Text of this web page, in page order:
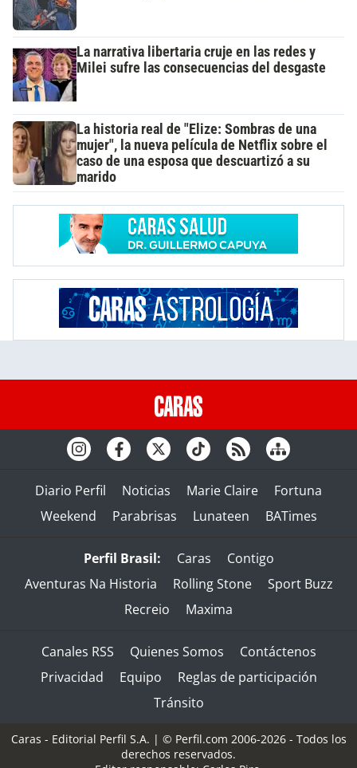
La narrativa libertaria cruje en las redes y
Milei sufre las consecuencias del desgaste
La historia real de "Elize: Sombras de una
mujer", la nueva película de Netflix sobre el
caso de una esposa que descuartizó a su
marido
Diario Perfil Noticias Marie Claire
Fortuna
Weekend
Parabrisas Lunateen BATimes
Perfil Brasil: Caras
Contigo
Aventuras Na Historia
Rolling Stone
Sport Buzz
Recreio
Maxima
Canales RSS Quienes Somos
Contáctenos
Privacidad
Equipo
Reglas de participación
Tránsito
Caras - Editorial Perfil S.A. | © Perfil.com 2006-2026 - Todos los
derechos reservados.